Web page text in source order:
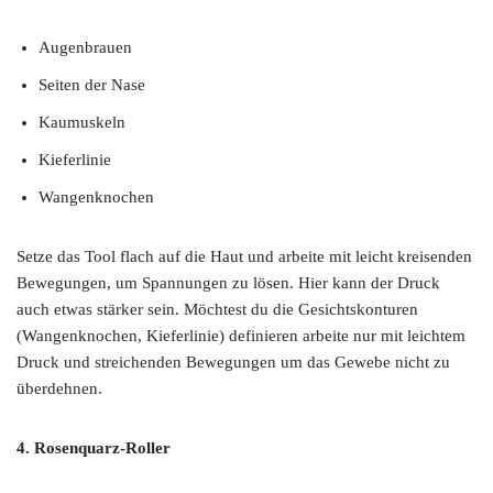
Augenbrauen
Seiten der Nase
Kaumuskeln
Kieferlinie
Wangenknochen
Setze das Tool flach auf die Haut und arbeite mit leicht kreisenden
Bewegungen, um Spannungen zu lösen. Hier kann der Druck
auch etwas stärker sein. Möchtest du die Gesichtskonturen
(Wangenknochen, Kieferlinie) definieren arbeite nur mit leichtem
Druck und streichenden Bewegungen um das Gewebe nicht zu
überdehnen.
4. Rosenquarz-Roller